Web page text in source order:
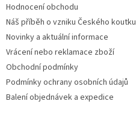
Hodnocení obchodu
Náš příběh o vzniku Českého koutku
Novinky a aktuální informace
Vrácení nebo reklamace zboží
Obchodní podmínky
Podmínky ochrany osobních údajů
Balení objednávek a expedice